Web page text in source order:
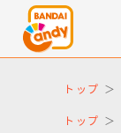
トップ
トップ